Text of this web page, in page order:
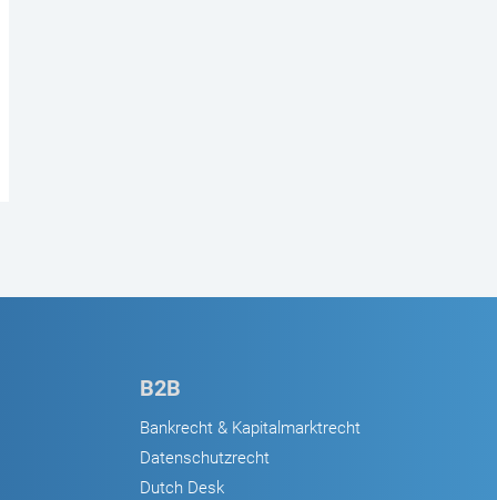
B2B
Bankrecht & Kapitalmarktrecht
Datenschutzrecht
Dutch Desk